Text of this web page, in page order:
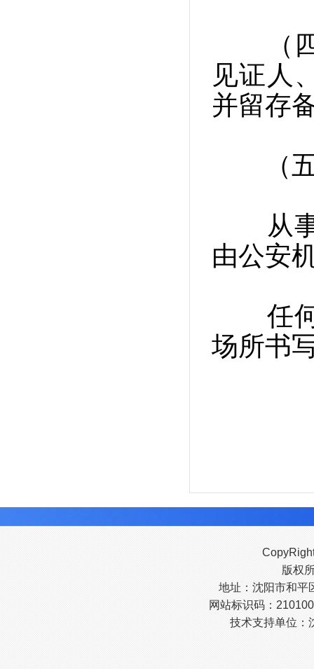
（四
见证人
并留存
（五
从事
由公安
任何
场所书
版权
地址：沈阳市和平
网站标识码：
技术支持单位：